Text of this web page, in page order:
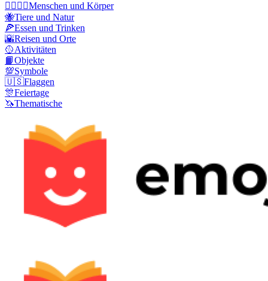
👩‍❤️‍💋‍👨Menschen und Körper
🐝Tiere und Natur
🍕Essen und Trinken
🌇Reisen und Orte
🥎Aktivitäten
📙Objekte
💯Symbole
🇺🇸Flaggen
🎊Feiertage
🦄Thematische